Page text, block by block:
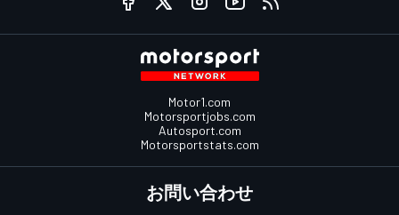
Motor1.com
Motorsportjobs.com
Autosport.com
Motorsportstats.com
お問い合わせ